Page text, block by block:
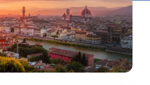
المتابعة
إلى
الخروج